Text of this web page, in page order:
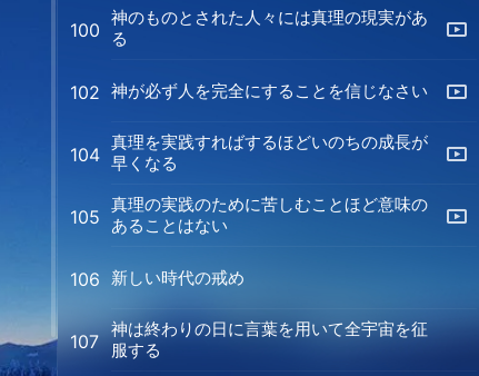
100
神のものとされた人々には真理の現実があ
る
102 神が必ず人を完全にすることを信じなさい
104
真理を実践すればするほどいのちの成長が
早くなる
105
真理の実践のために苦しむことほど意味の
あることはない
106 新しい時代の戒め
107
神は終わりの日に言葉を用いて全宇宙を征
服する